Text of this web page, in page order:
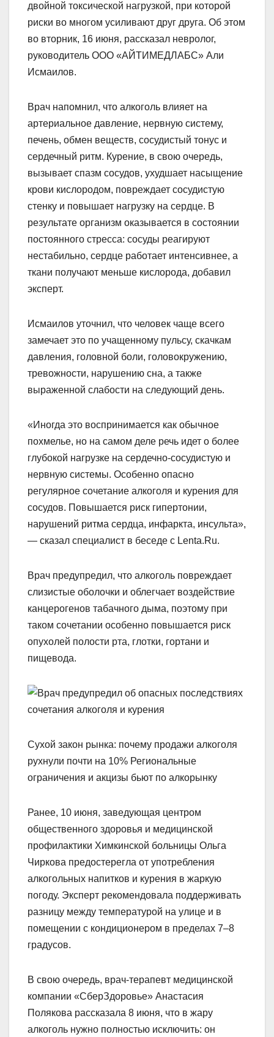
двойной токсической нагрузкой, при которой
риски во многом усиливают друг друга. Об этом
во вторник, 16 июня, рассказал невролог,
руководитель ООО «АЙТИМЕДЛАБС» Али
Исмаилов.
Врач напомнил, что алкоголь влияет на
артериальное давление, нервную систему,
печень, обмен веществ, сосудистый тонус и
сердечный ритм. Курение, в свою очередь,
вызывает спазм сосудов, ухудшает насыщение
крови кислородом, повреждает сосудистую
стенку и повышает нагрузку на сердце. В
результате организм оказывается в состоянии
постоянного стресса: сосуды реагируют
нестабильно, сердце работает интенсивнее, а
ткани получают меньше кислорода, добавил
эксперт.
Исмаилов уточнил, что человек чаще всего
замечает это по учащенному пульсу, скачкам
давления, головной боли, головокружению,
тревожности, нарушению сна, а также
выраженной слабости на следующий день.
«Иногда это воспринимается как обычное
похмелье, но на самом деле речь идет о более
глубокой нагрузке на сердечно-сосудистую и
нервную системы. Особенно опасно
регулярное сочетание алкоголя и курения для
сосудов. Повышается риск гипертонии,
нарушений ритма сердца, инфаркта, инсульта»,
— сказал специалист в беседе с Lenta.Ru.
Врач предупредил, что алкоголь повреждает
слизистые оболочки и облегчает воздействие
канцерогенов табачного дыма, поэтому при
таком сочетании особенно повышается риск
опухолей полости рта, глотки, гортани и
пищевода.
Сухой закон рынка: почему продажи алкоголя
рухнули почти на 10% Региональные
ограничения и акцизы бьют по алкорынку
Ранее, 10 июня, заведующая центром
общественного здоровья и медицинской
профилактики Химкинской больницы Ольга
Чиркова предостерегла от употребления
алкогольных напитков и курения в жаркую
погоду. Эксперт рекомендовала поддерживать
разницу между температурой на улице и в
помещении с кондиционером в пределах 7–8
градусов.
В свою очередь, врач-терапевт медицинской
компании «СберЗдоровье» Анастасия
Полякова рассказала 8 июня, что в жару
алкоголь нужно полностью исключить: он